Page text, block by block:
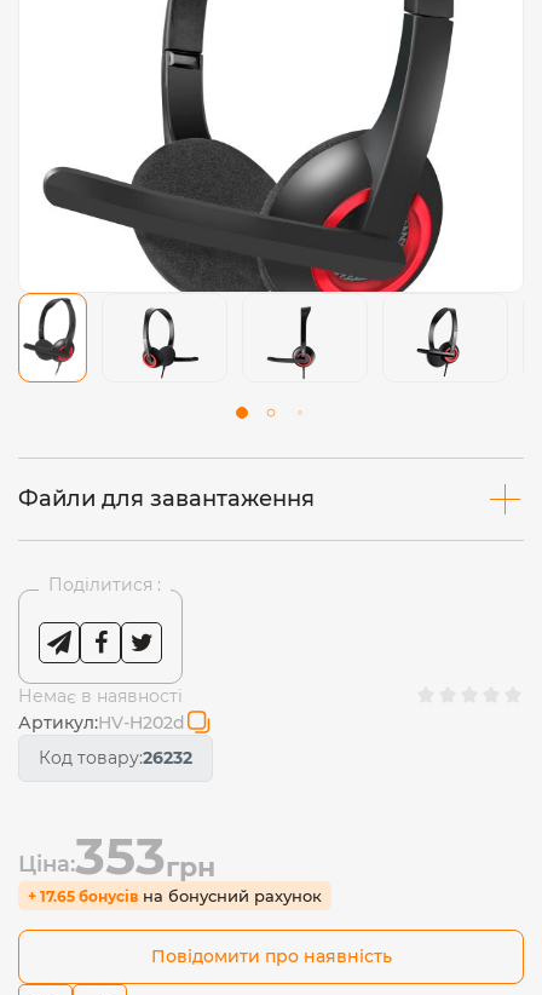
Файли для завантаження
Поділитися :
Немає в наявності
Артикул:HV-H202d
Код товару:26232
Ціна:353грн
+ 17.65 бонусів на бонусний рахунок
Повідомити про наявність